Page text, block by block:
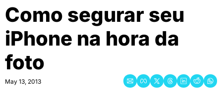
Como segurar seu
iPhone na hora da
foto
May 13, 2013